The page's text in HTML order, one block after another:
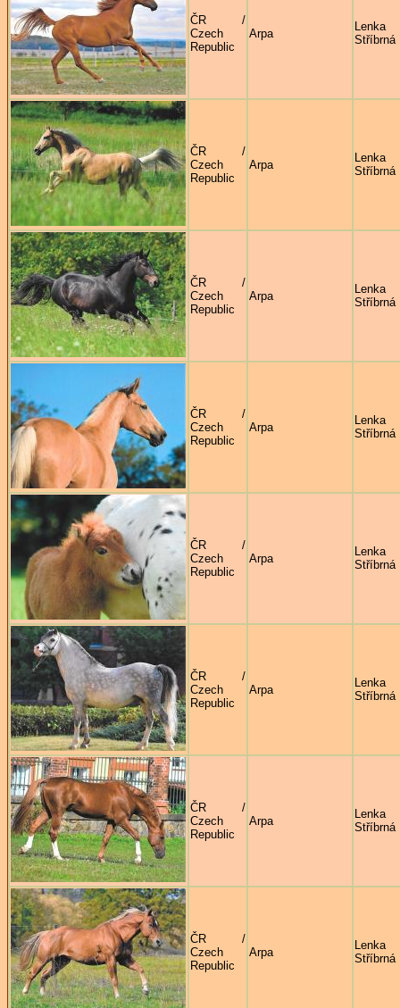
ČR /
Czech
Republic
Arpa
Lenka
Stříbrná
ČR /
Czech
Republic
Arpa
Lenka
Stříbrná
ČR /
Czech
Republic
Arpa
Lenka
Stříbrná
ČR /
Czech
Republic
Arpa
Lenka
Stříbrná
ČR /
Czech
Republic
Arpa
Lenka
Stříbrná
ČR /
Czech
Republic
Arpa
Lenka
Stříbrná
ČR /
Czech
Republic
Arpa
Lenka
Stříbrná
ČR /
Czech
Republic
Arpa
Lenka
Stříbrná